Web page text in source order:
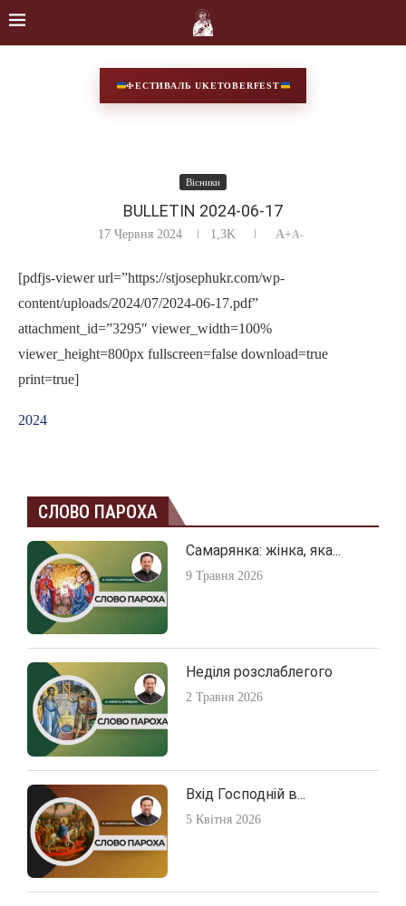
ФЕСТИВАЛЬ UKETOBERFEST
Вісники
BULLETIN 2024-06-17
17 Червня 2024 1,3K A+A-
[pdfjs-viewer url=”https://stjosephukr.com/wp-
content/uploads/2024/07/2024-06-17.pdf”
attachment_id=”3295″ viewer_width=100%
viewer_height=800px fullscreen=false download=true
print=true]
2024
СЛОВО ПАРОХА
Самарянка: жінка, яка...
9 Травня 2026
Неділя розслаблегого
2 Травня 2026
Вхід Господній в...
5 Квітня 2026